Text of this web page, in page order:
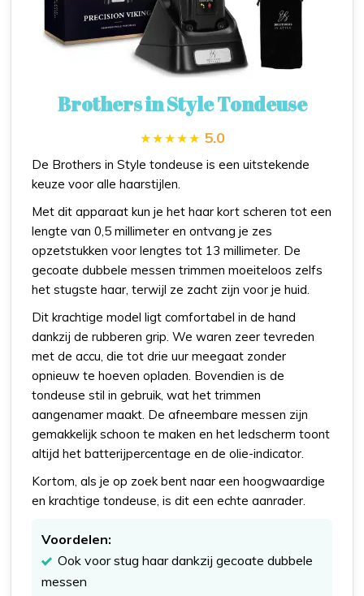
Brothers in Style Tondeuse
5.0
De Brothers in Style tondeuse is een uitstekende
keuze voor alle haarstijlen.
Met dit apparaat kun je het haar kort scheren tot een
lengte van 0,5 millimeter en ontvang je zes
opzetstukken voor lengtes tot 13 millimeter. De
gecoate dubbele messen trimmen moeiteloos zelfs
het stugste haar, terwijl ze zacht zijn voor je huid.
Dit krachtige model ligt comfortabel in de hand
dankzij de rubberen grip. We waren zeer tevreden
met de accu, die tot drie uur meegaat zonder
opnieuw te hoeven opladen. Bovendien is de
tondeuse stil in gebruik, wat het trimmen
aangenamer maakt. De afneembare messen zijn
gemakkelijk schoon te maken en het ledscherm toont
altijd het batterijpercentage en de olie-indicator.
Kortom, als je op zoek bent naar een hoogwaardige
en krachtige tondeuse, is dit een echte aanrader.
Voordelen:
Ook voor stug haar dankzij gecoate dubbele
messen